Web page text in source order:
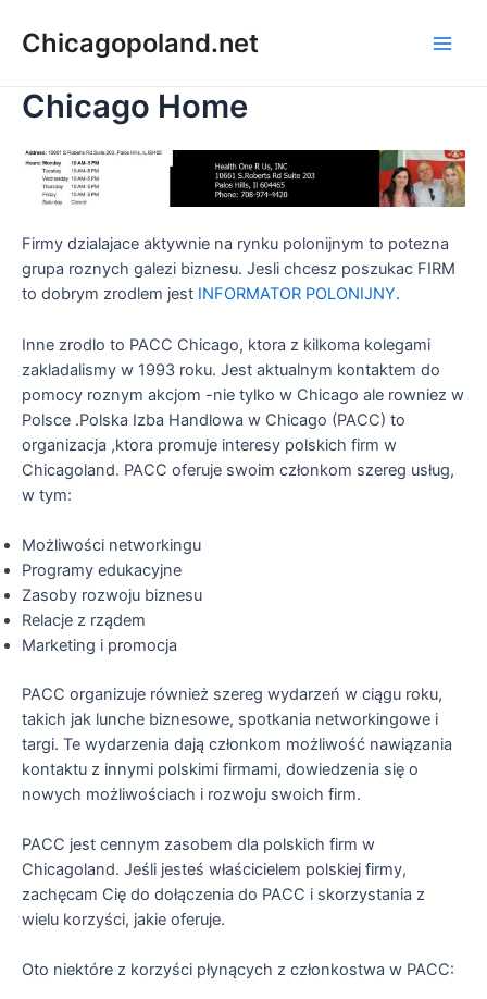
Chicagopoland.net
Chicago Home
Firmy dzialajace aktywnie na rynku polonijnym to potezna
grupa roznych galezi biznesu. Jesli chcesz poszukac FIRM
to dobrym zrodlem jest INFORMATOR POLONIJNY.
Inne zrodlo to PACC Chicago, ktora z kilkoma kolegami
zakladalismy w 1993 roku. Jest aktualnym kontaktem do
pomocy roznym akcjom -nie tylko w Chicago ale rowniez w
Polsce .Polska Izba Handlowa w Chicago (PACC) to
organizacja ,ktora promuje interesy polskich firm w
Chicagoland. PACC oferuje swoim członkom szereg usług,
w tym:
Możliwości networkingu
Programy edukacyjne
Zasoby rozwoju biznesu
Relacje z rządem
Marketing i promocja
PACC organizuje również szereg wydarzeń w ciągu roku,
takich jak lunche biznesowe, spotkania networkingowe i
targi. Te wydarzenia dają członkom możliwość nawiązania
kontaktu z innymi polskimi firmami, dowiedzenia się o
nowych możliwościach i rozwoju swoich firm.
PACC jest cennym zasobem dla polskich firm w
Chicagoland. Jeśli jesteś właścicielem polskiej firmy,
zachęcam Cię do dołączenia do PACC i skorzystania z
wielu korzyści, jakie oferuje.
Oto niektóre z korzyści płynących z członkostwa w PACC: